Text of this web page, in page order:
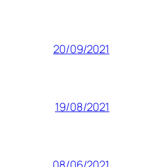
20/09/2021
19/08/2021